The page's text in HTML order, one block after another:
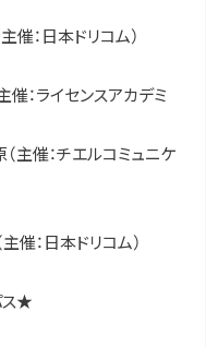
：日本ドリコム）
：ライセンスアカデミ
主催：チエルコミュニケ
：日本ドリコム）
ス★